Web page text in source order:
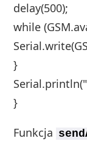
delay(500);
while
}
}
Funkcja